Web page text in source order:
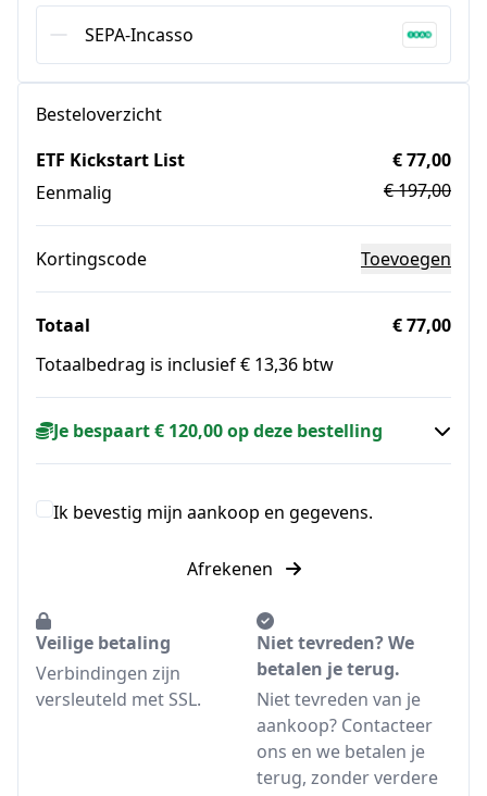
SEPA-Incasso
Besteloverzicht
ETF Kickstart List
Eenmalig
€ 77,00
€ 197,00
Kortingscode Toevoegen
Totaal
€ 77,00
Totaalbedrag is inclusief € 13,36 btw
Je bespaart € 120,00 op deze bestelling
Ik bevestig mijn aankoop en gegevens.
Afrekenen
Veilige betaling
Verbindingen zijn
versleuteld met SSL.
Niet tevreden? We
betalen je terug.
Niet tevreden van je
aankoop? Contacteer
ons en we betalen je
terug, zonder verdere